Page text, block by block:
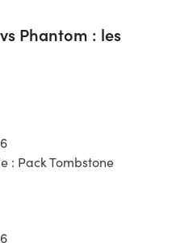
Phantom : les
: Pack Tombstone